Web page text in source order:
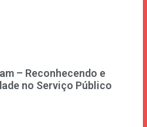
– Reconhecendo e
no Serviço Público